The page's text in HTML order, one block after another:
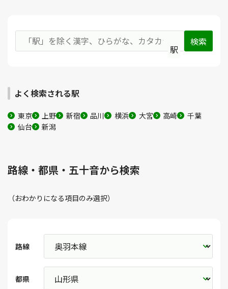
駅
よく検索される駅
東京 上野 新宿 品川 横浜 大宮 高崎
千葉
仙台
新潟
路線・都県・五十音から検索
（おわかりになる項目のみ選択）
路線
都県